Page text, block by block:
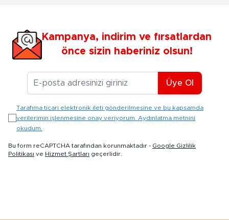
Kampanya, indirim ve fırsatlardan
önce sizin haberiniz olsun!
E-posta Adresiniz
Üye Ol
Tarafıma ticari elektronik ileti gönderilmesine ve bu kapsamda
verilerimin işlenmesine onay veriyorum. Aydınlatma metnini
okudum.
Bu form reCAPTCHA tarafından korunmaktadır - Google Gizlilik
Politikası ve Hizmet Şartları geçerlidir.